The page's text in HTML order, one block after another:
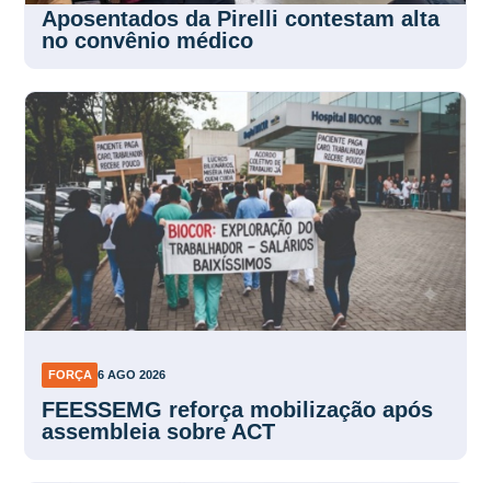
Aposentados da Pirelli contestam alta
no convênio médico
FORÇA 6 AGO 2026
FEESSEMG reforça mobilização após
assembleia sobre ACT